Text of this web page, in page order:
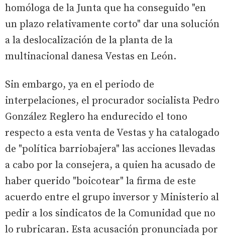
homóloga de la Junta que ha conseguido "en
un plazo relativamente corto" dar una solución
a la deslocalización de la planta de la
multinacional danesa Vestas en León.
Sin embargo, ya en el periodo de
interpelaciones, el procurador socialista Pedro
González Reglero ha endurecido el tono
respecto a esta venta de Vestas y ha catalogado
de "política barriobajera" las acciones llevadas
a cabo por la consejera, a quien ha acusado de
haber querido "boicotear" la firma de este
acuerdo entre el grupo inversor y Ministerio al
pedir a los sindicatos de la Comunidad que no
lo rubricaran. Esta acusación pronunciada por